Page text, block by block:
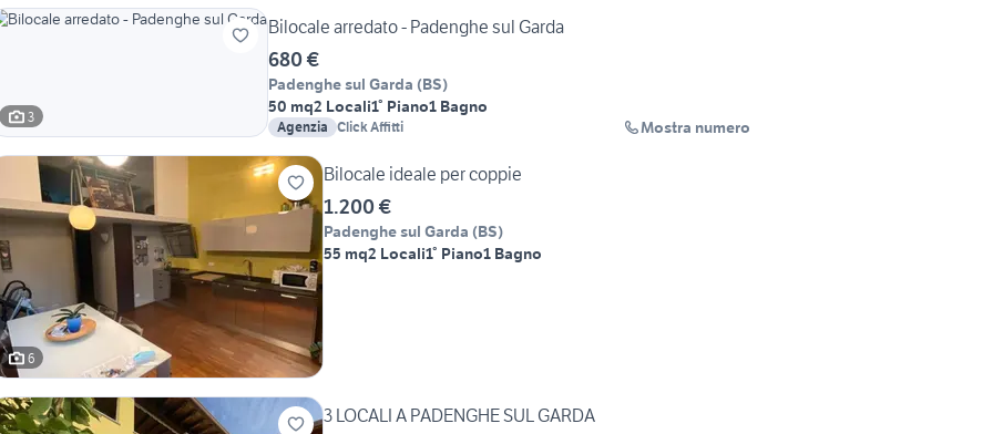
3
Bilocale arredato - Padenghe sul Garda
680 €
Padenghe sul Garda (BS)
50 mq2 Locali1° Piano1 Bagno
Agenzia Click Affitti Mostra numero
6
Bilocale ideale per coppie
1.200 €
Padenghe sul Garda (BS)
55 mq2 Locali1° Piano1 Bagno
3 LOCALI A PADENGHE SUL GARDA